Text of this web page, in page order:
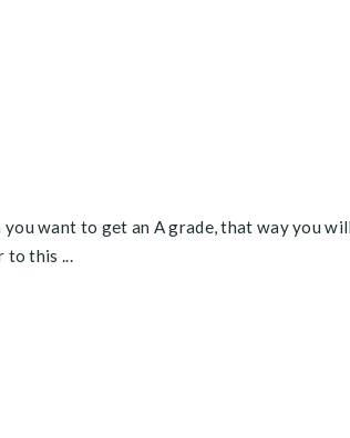
want to get an A grade, that way you
to this ...